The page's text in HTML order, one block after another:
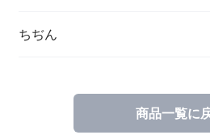
ちぢん
商品一覧に